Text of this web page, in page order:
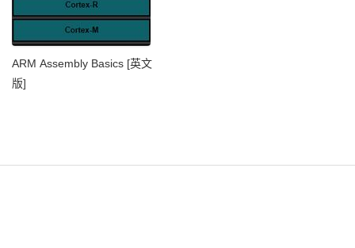
ARM Assembly Basics [英文
版]